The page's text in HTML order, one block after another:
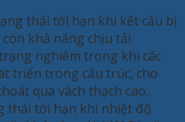
thái tới hạn khi kết cấu bị
khả năng chịu tải.
nghiêm trọng khi các
triển trong cấu trúc, cho
qua vách thạch cao.
thái tới hạn khi nhiệt độ